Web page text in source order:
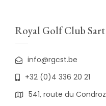
Royal Golf Club
info@rgcst.be
+32 (0)4 336 20 21
541, route du Condroz